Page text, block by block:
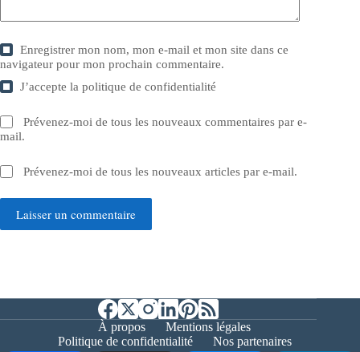
Enregistrer mon nom, mon e-mail et mon site dans ce
navigateur pour mon prochain commentaire.
J’accepte lapolitique de confidentialité
Prévenez-moi de tous les nouveaux commentaires par e-
mail.
Prévenez-moi de tous les nouveaux articles par e-mail.
Laisser un commentaire
À propos
Mentions légales
Politique de confidentialité
Nos partenaires